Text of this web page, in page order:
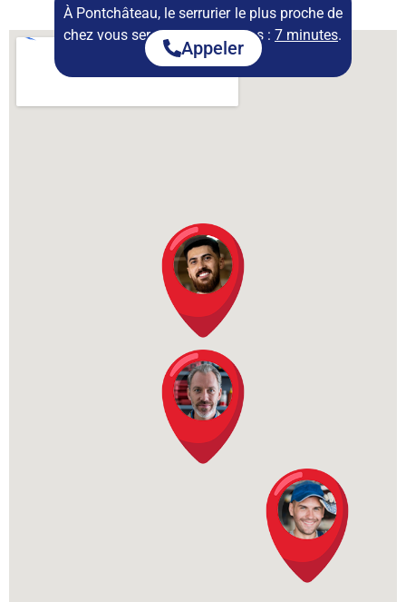
permanence
À Pontchâteau, le serrurier le plus proche de
chez vous sera disponible dans : 7 minutes.
Appeler